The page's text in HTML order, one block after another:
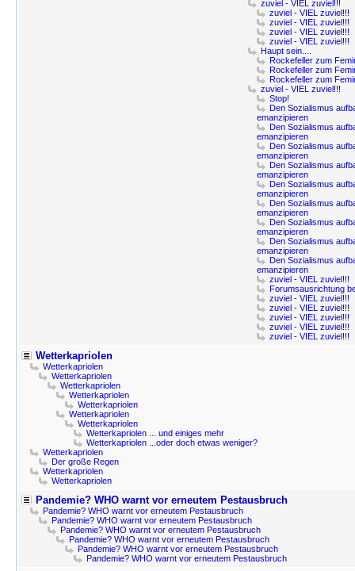
zuviel - VIEL zuviel!!!
zuviel - VIEL zuviel!!!
zuviel - VIEL zuviel!!!
zuviel - VIEL zuviel!!!
zuviel - VIEL zuviel!!!
Haupt sein....
Rockefeller zum
Rockefeller zum
Rockefeller zum
zuviel - VIEL zuviel!!!
Stop!
Den Sozialismus
emanzipieren
Den Sozialismus
emanzipieren
Den Sozialismus
emanzipieren
Den Sozialismus
emanzipieren
Den Sozialismus
emanzipieren
Den Sozialismus
emanzipieren
Den Sozialismus
emanzipieren
Den Sozialismus
emanzipieren
Den Sozialismus
emanzipieren
zuviel - VIEL zuviel!!!
Forumsausrichtung
zuviel - VIEL zuviel!!!
zuviel - VIEL zuviel!!!
zuviel - VIEL zuviel!!!
zuviel - VIEL zuviel!!!
zuviel - VIEL zuviel!!!
Wetterkapriolen
Wetterkapriolen
Wetterkapriolen
Wetterkapriolen
Wetterkapriolen
Wetterkapriolen
Wetterkapriolen
Wetterkapriolen
Wetterkapriolen ... und einiges mehr
Wetterkapriolen ...oder doch etwas weniger?
Wetterkapriolen
Der große Regen
Wetterkapriolen
Wetterkapriolen
Pandemie? WHO warnt vor erneutem Pestausbruch
Pandemie? WHO warnt vor erneutem Pestausbruch
Pandemie? WHO warnt vor erneutem Pestausbruch
Pandemie? WHO warnt vor erneutem Pestausbruch
Pandemie? WHO warnt vor erneutem Pestausbruch
Pandemie? WHO warnt vor erneutem Pestausbruch
Pandemie? WHO warnt vor erneutem Pestausbruch